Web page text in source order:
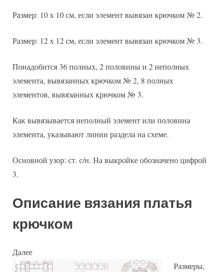
Размер: 10 х 10 см, если элемент вывязан крючком № 2.
Размер: 12 х 12 см, если элемент вывязан крючком № 3.
Понадобится 36 полных, 2 половины и 2 неполных
элемента, вывязанных крючком № 2, 8 полных
элементов, вывязанных крючком № 3.
Как вывязывается неполный элемент или половина
элемента, указывают линии раздела на схеме.
Основной узор: ст. с/н. На выкройке обозначено цифрой
3.
Описание вязания платья
крючком
Далее
Размеры,